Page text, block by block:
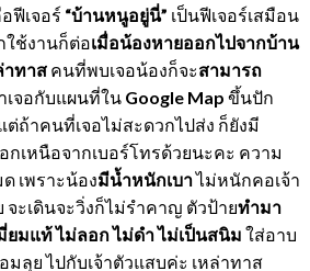
ฟีเจอร์ “บ้านหนูอยู่นี่” เป็นฟีเจอร์เสมือน
ใช้งานก็ต่อเมื่อน้องหายออกไปจากบ้าน
าทาส คนที่พบเจอน้องก็จะสามารถ
เจอกับแผนที่ใน Google Map ขึ้นปัก
ถ้าคนที่เจอไม่สะดวกไปส่ง ก็ยังมี
เหนือจากเบอร์โทรด้วยนะคะ ความ
เพราะน้องมีน้ำหนักเบาไม่หนักคอเจ้า
ะเดินจะวิ่งก็ไม่รำคาญ ตัวป้ายทำมา
ยมแท้ ไม่ลอก ไม่ดำ ไม่เป็นสนิม ใส่อาบ
มลุย ไปกับเจ้าตัวแสบค่ะ เหล่าทาส